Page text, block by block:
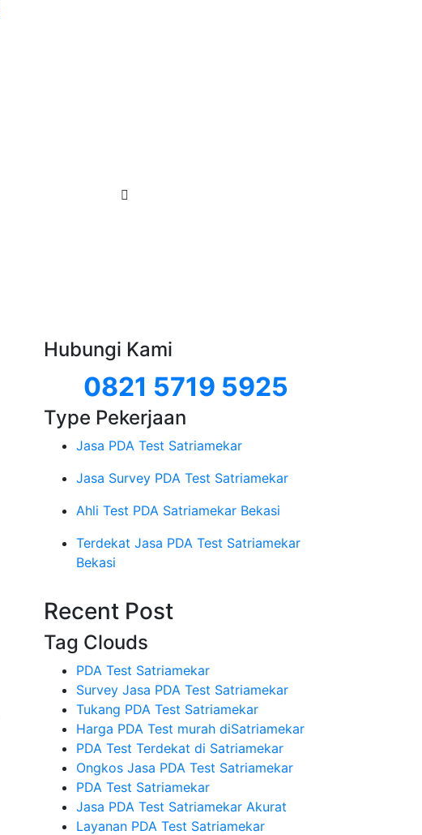
Hubungi Kami
0821 5719 5925
Type Pekerjaan
Jasa PDA Test Satriamekar
Jasa Survey PDA Test Satriamekar
Ahli Test PDA Satriamekar Bekasi
Terdekat Jasa PDA Test Satriamekar
Bekasi
Recent Post
Tag Clouds
PDA Test Satriamekar
Survey Jasa PDA Test Satriamekar
Tukang PDA Test Satriamekar
Harga PDA Test murah diSatriamekar
PDA Test Terdekat di Satriamekar
Ongkos Jasa PDA Test Satriamekar
PDA Test Satriamekar
Jasa PDA Test Satriamekar Akurat
Layanan PDA Test Satriamekar